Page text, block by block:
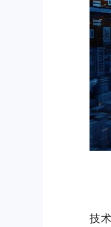
技